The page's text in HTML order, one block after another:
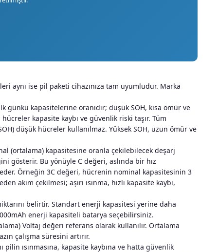
aynı ise pil paketi cihazınıza tam uyumludur. Marka
günkü kapasitelerine oranıdır; düşük SOH, kısa ömür ve
kapasite kaybı ve güvenlik riski taşır. Tüm
düşük hücreler kullanılmaz. Yüksek SOH, uzun ömür ve
(ortalama) kapasitesine oranla çekilebilecek deşarj
gösterir. Bu yönüyle C değeri, aslında bir hız
Örneğin 3C değeri, hücrenin nominal kapasitesinin 3
çekilmesi; aşırı ısınma, hızlı kapasite kaybı,
belirtir. Standart enerji kapasitesi yerine daha
enerji kapasiteli batarya seçebilirsiniz.
Voltaj değeri referans olarak kullanılır. Ortalama
çalışma süresini artırır.
ısınmasına, kapasite kaybına ve hatta güvenlik